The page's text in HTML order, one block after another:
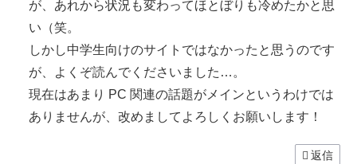
が、あれから状況も変わってほとぼりも冷めたかと思
い（笑。
しかし中学生向けのサイトではなかったと思うのです
が、よくぞ読んでくださいました…。
現在はあまり PC 関連の話題がメインというわけでは
ありませんが、改めましてよろしくお願いします！
返信